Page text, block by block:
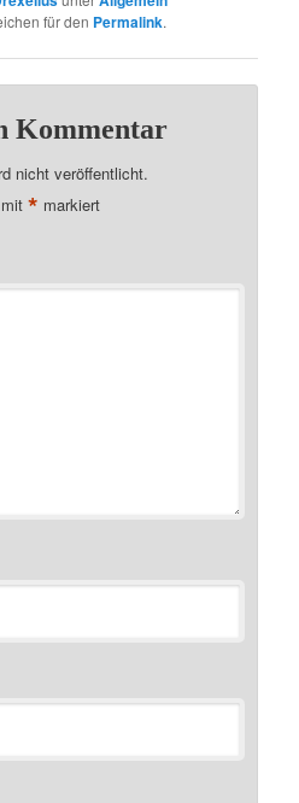
für den Permalink.
Kommentar
nicht veröffentlicht.
mit* markiert